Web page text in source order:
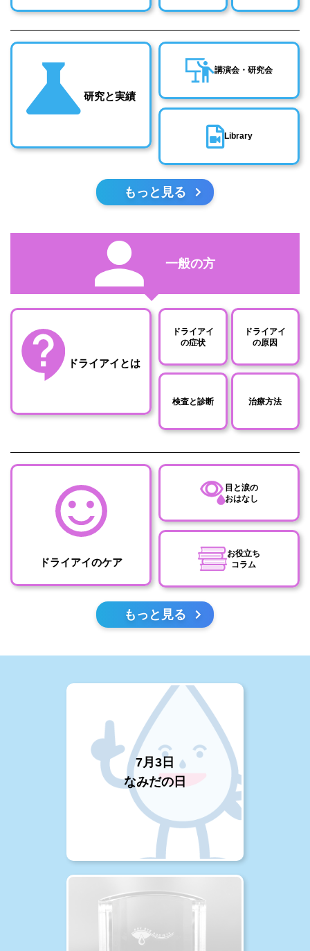
研究と実績
講演会・研究会
Library
もっと見る
一般の方
ドライアイとは
ドライアイ
の症状
ドライアイ
の原因
検査と診断 治療方法
ドライアイのケア
目と涙の
おはなし
お役立ち
コラム
もっと見る
7月3日
なみだの日